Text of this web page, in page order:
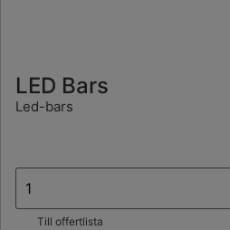
LED Bars
Led-bars
Till offertlista